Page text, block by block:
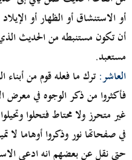
أو الاستنشاق أو الظهار أو
أن تكون مستنبطه من الحديث
مستعبد.
العاشر:ترك ما فعله قوم من أبناء
فأكثروا من ذكر الوجوه في معرض
غير متحرز ولا محتاط فتحلوا
في صفحاتها نور وذكروا أوهاما لا
حتى نقل عن بعضهم انه ادعى